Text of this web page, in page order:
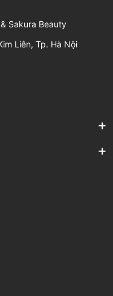
Sakura Beauty
Liên, Tp. Hà Nội